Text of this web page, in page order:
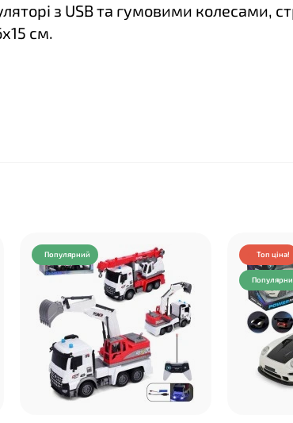
з USB та гумовими колесами,
см.
Популярний Топ ціна!